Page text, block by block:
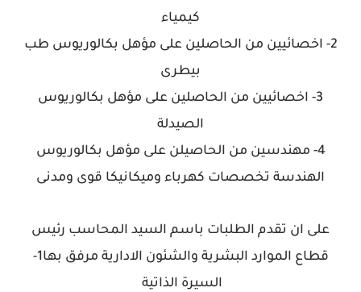
كيمياء
2- اخصائيين من الحاصلين على مؤهل بكالوريوس طب
بيطرى
3- اخصائيين من الحاصلين على مؤهل بكالوريوس
الصيدلة
4- مهندسين من الحاصيلن على مؤهل بكالوريوس
الهندسة تخصصات كهرباء وميكانيكا قوى ومدنى
على ان تقدم الطلبات باسم السيد المحاسب رئيس
قطاع الموارد البشرية والشئون الادارية مرفق بها1-
السيرة الذاتية